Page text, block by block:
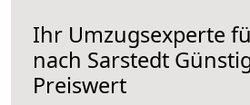
Ihr Umzugsexperte
nach Sarstedt
Preiswert